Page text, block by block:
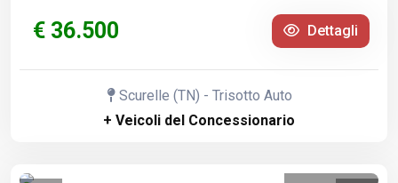
€ 36.500 Dettagli
Scurelle (TN) - Trisotto Auto
+ Veicoli del Concessionario